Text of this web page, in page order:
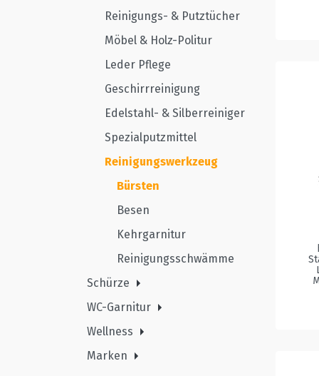
Reinigungs- & Putztücher
Möbel & Holz-Politur
Leder Pflege
Geschirrreinigung
Edelstahl- & Silberreiniger
Spezialputzmittel
Reinigungswerkzeug
Bürsten
Besen
Kehrgarnitur
Reinigungsschwämme
Schürze
WC-Garnitur
Wellness
Marken